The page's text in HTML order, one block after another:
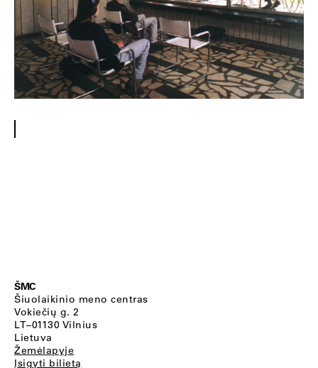
ŠMC
Šiuolaikinio meno centras
Vokiečių g. 2
LT–01130 Vilnius
Lietuva
Žemėlapyje
Įsigyti bilietą